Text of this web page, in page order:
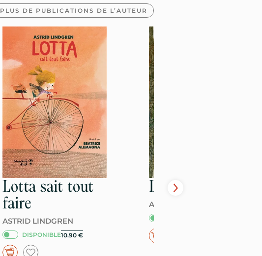
Lotta sait tout
faire
ASTRID LINDGREN
DISPONIBLE10.90 €
Lotta la filoute
ASTRID LINDGREN
PLUS DE PUBLICATIONS DE L’AUTEUR